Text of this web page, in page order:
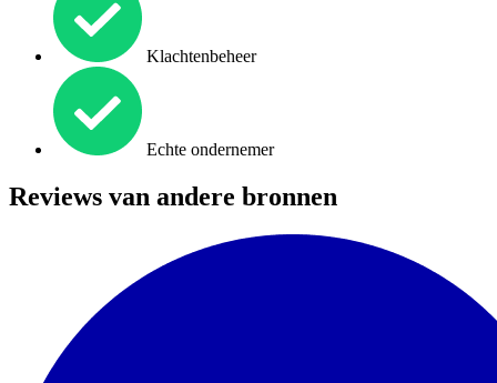
Klachtenbeheer
Echte ondernemer
Reviews van andere bronnen